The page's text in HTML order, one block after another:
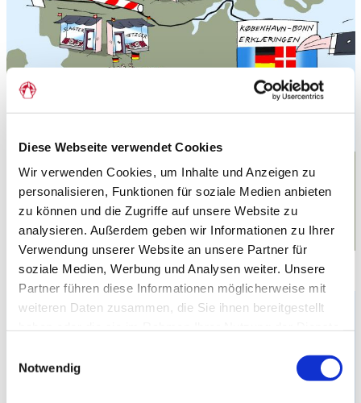
Diese Webseite verwendet Cookies
Wir verwenden Cookies, um Inhalte und Anzeigen zu
personalisieren, Funktionen für soziale Medien anbieten
zu können und die Zugriffe auf unsere Website zu
analysieren. Außerdem geben wir Informationen zu Ihrer
Verwendung unserer Website an unsere Partner für
soziale Medien, Werbung und Analysen weiter. Unsere
Partner führen diese Informationen möglicherweise mit
weiteren Daten zusammen, die Sie ihnen bereitgestellt
Notwendig
Als die Bonn-Kopenhagen Erklärung in 1955 kam.
Illustration: Niels Poulsen